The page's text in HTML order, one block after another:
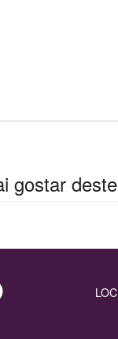
gostar